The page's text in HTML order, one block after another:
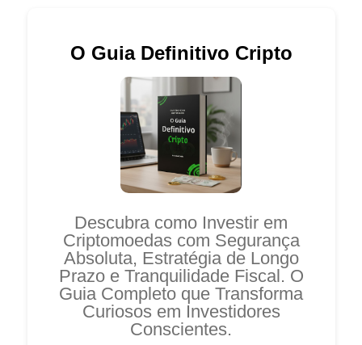
O Guia Definitivo Cripto
Descubra como Investir em
Criptomoedas com Segurança
Absoluta, Estratégia de Longo
Prazo e Tranquilidade Fiscal. O
Guia Completo que Transforma
Curiosos em Investidores
Conscientes.